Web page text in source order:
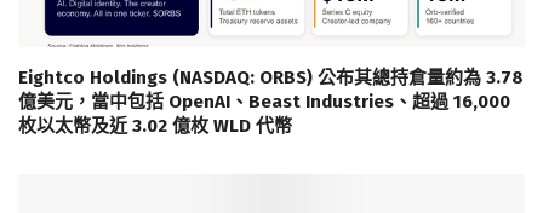
Eightco Holdings (NASDAQ: ORBS) 公布其總持倉量約為 3.78
億美元，當中包括 OpenAI、Beast Industries、超過 16,000
枚以太幣及近 3.02 億枚 WLD 代幣